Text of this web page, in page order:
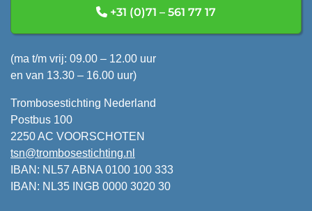
+31 (0)71 – 561 77 17
(ma t/m vrij: 09.00 – 12.00 uur
en van 13.30 – 16.00 uur)
Trombosestichting Nederland
Postbus 100
2250 AC VOORSCHOTEN
tsn@trombosestichting.nl
IBAN: NL57 ABNA 0100 100 333
IBAN: NL35 INGB 0000 3020 30